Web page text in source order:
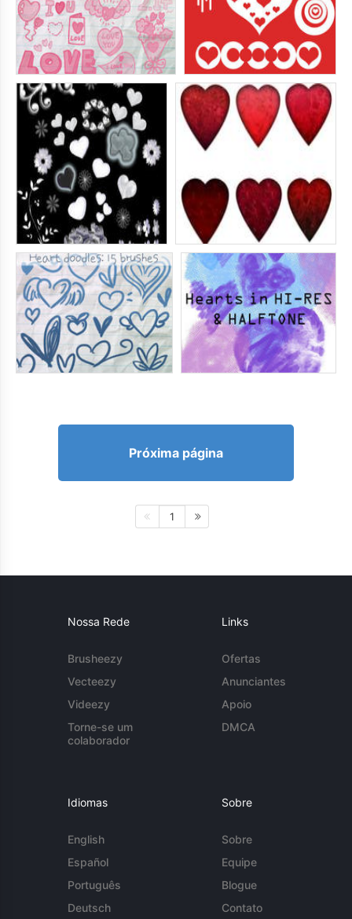
Próxima página
1
Nossa Rede
Brusheezy
Vecteezy
Videezy
Torne-se um
colaborador
Links
Ofertas
Anunciantes
Apoio
DMCA
Idiomas
English
Español
Português
Deutsch
Sobre
Sobre
Equipe
Blogue
Contato